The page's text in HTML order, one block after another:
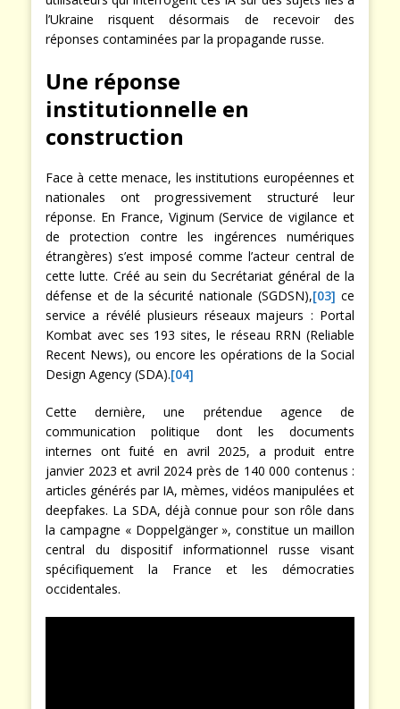
l’Ukraine risquent désormais de recevoir des
réponses contaminées par la propagande russe.
Une réponse
institutionnelle en
construction
Face à cette menace, les institutions européennes et
nationales ont progressivement structuré leur
réponse. En France, Viginum (Service de vigilance et
de protection contre les ingérences numériques
étrangères) s’est imposé comme l’acteur central de
cette lutte. Créé au sein du Secrétariat général de la
défense et de la sécurité nationale (SGDSN),[03] ce
service a révélé plusieurs réseaux majeurs : Portal
Kombat avec ses 193 sites, le réseau RRN (Reliable
Recent News), ou encore les opérations de la Social
Design Agency (SDA).[04]
Cette dernière, une prétendue agence de
communication politique dont les documents
internes ont fuité en avril 2025, a produit entre
janvier 2023 et avril 2024 près de 140 000 contenus :
articles générés par IA, mèmes, vidéos manipulées et
deepfakes. La SDA, déjà connue pour son rôle dans
la campagne « Doppelgänger », constitue un maillon
central du dispositif informationnel russe visant
spécifiquement la France et les démocraties
occidentales.